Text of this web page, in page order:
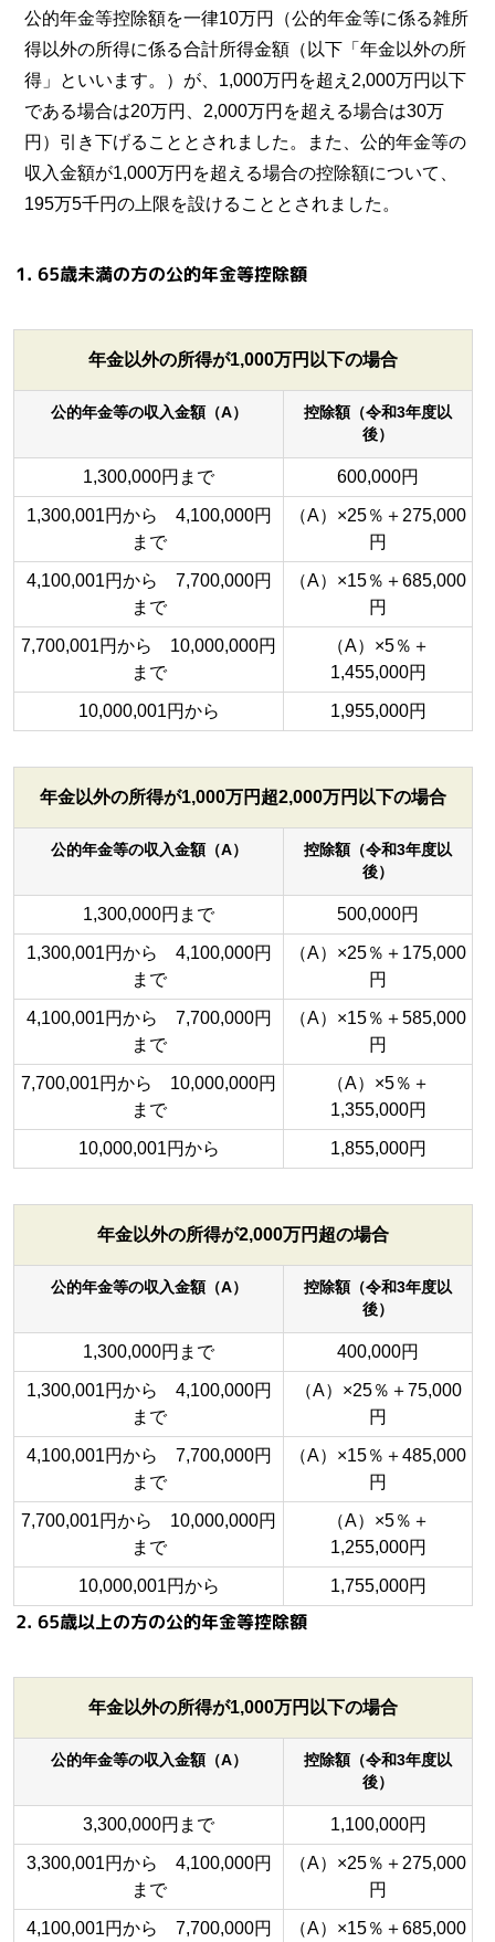
公的年金等控除額を一律10万円（公的年金等に係る雑所
得以外の所得に係る合計所得金額（以下「年金以外の所
得」といいます。）が、1,000万円を超え2,000万円以下
である場合は20万円、2,000万円を超える場合は30万
円）引き下げることとされました。また、公的年金等の
収入金額が1,000万円を超える場合の控除額について、
195万5千円の上限を設けることとされました。
1. 65歳未満の方の公的年金等控除額
年金以外の所得が1,000万円以下の場合
公的年金等の収入金額（A）
控除額（令和3年度以
後）
1,300,000円まで 600,000円
1,300,001円から 4,100,000円
まで
（A）×25％＋275,000
円
4,100,001円から 7,700,000円
まで
（A）×15％＋685,000
円
7,700,001円から 10,000,000円
まで
（A）×5％＋
1,455,000円
10,000,001円から 1,955,000円
年金以外の所得が1,000万円超2,000万円以下の場合
公的年金等の収入金額（A）
控除額（令和3年度以
後）
1,300,000円まで 500,000円
1,300,001円から 4,100,000円
まで
（A）×25％＋175,000
円
4,100,001円から 7,700,000円
まで
（A）×15％＋585,000
円
7,700,001円から 10,000,000円
まで
（A）×5％＋
1,355,000円
10,000,001円から 1,855,000円
年金以外の所得が2,000万円超の場合
公的年金等の収入金額（A）
控除額（令和3年度以
後）
1,300,000円まで 400,000円
1,300,001円から 4,100,000円
まで
（A）×25％＋75,000
円
4,100,001円から 7,700,000円
まで
（A）×15％＋485,000
円
7,700,001円から 10,000,000円
まで
（A）×5％＋
1,255,000円
10,000,001円から 1,755,000円
2. 65歳以上の方の公的年金等控除額
年金以外の所得が1,000万円以下の場合
公的年金等の収入金額（A）
控除額（令和3年度以
後）
3,300,000円まで 1,100,000円
3,300,001円から 4,100,000円
まで
（A）×25％＋275,000
円
4,100,001円から 7,700,000円 （A）×15％＋685,000